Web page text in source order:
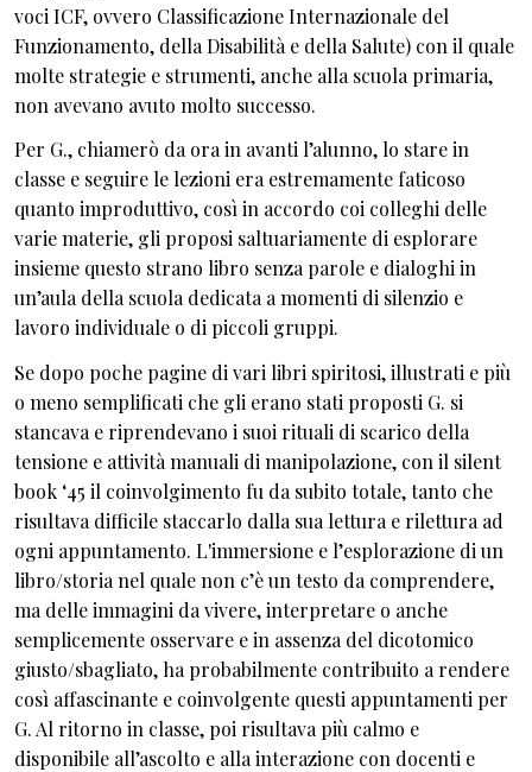
voci ICF, ovvero Classificazione Internazionale del
Funzionamento, della Disabilità e della Salute) con il quale
molte strategie e strumenti, anche alla scuola primaria,
non avevano avuto molto successo.
Per G., chiamerò da ora in avanti l’alunno, lo stare in
classe e seguire le lezioni era estremamente faticoso
quanto improduttivo, così in accordo coi colleghi delle
varie materie, gli proposi saltuariamente di esplorare
insieme questo strano libro senza parole e dialoghi in
un’aula della scuola dedicata a momenti di silenzio e
lavoro individuale o di piccoli gruppi.
Se dopo poche pagine di vari libri spiritosi, illustrati e più
o meno semplificati che gli erano stati proposti G. si
stancava e riprendevano i suoi rituali di scarico della
tensione e attività manuali di manipolazione, con il silent
book ‘45 il coinvolgimento fu da subito totale, tanto che
risultava difficile staccarlo dalla sua lettura e rilettura ad
ogni appuntamento. L'immersione e l’esplorazione di un
libro/storia nel quale non c’è un testo da comprendere,
ma delle immagini da vivere, interpretare o anche
semplicemente osservare e in assenza del dicotomico
giusto/sbagliato, ha probabilmente contribuito a rendere
così affascinante e coinvolgente questi appuntamenti per
G. Al ritorno in classe, poi risultava più calmo e
disponibile all’ascolto e alla interazione con docenti e